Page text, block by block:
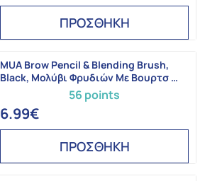
ΠΡΟΣΘΗΚΗ
56 points
MUA Brow Pencil & Blending Brush,
Black, Μολύβι Φρυδιών Με Βουρτσ …
6.99€
ΠΡΟΣΘΗΚΗ